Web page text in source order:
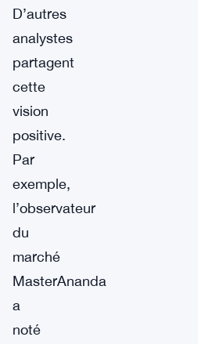
D’autres
analystes
partagent
cette
vision
positive.
Par
exemple,
l’observateur
du
marché
MasterAnanda
a
noté